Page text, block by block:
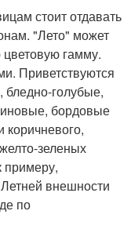
стоит отдавать
"Лето" может
гамму.
Приветствуются
бледно-голубые,
бордовые
коричневого,
зеленых
примеру,
внешности
по